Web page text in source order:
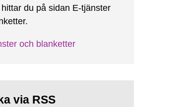
du på sidan E-tjänster
och blanketter
via RSS